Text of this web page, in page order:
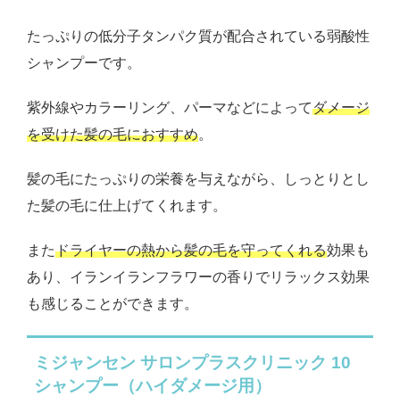
たっぷりの低分子タンパク質が配合されている弱酸性
シャンプーです。
紫外線やカラーリング、パーマなどによってダメージ
を受けた髪の毛におすすめ。
髪の毛にたっぷりの栄養を与えながら、しっとりとし
た髪の毛に仕上げてくれます。
またドライヤーの熱から髪の毛を守ってくれる効果も
あり、イランイランフラワーの香りでリラックス効果
も感じることができます。
ミジャンセン サロンプラスクリニック 10
シャンプー（ハイダメージ用）